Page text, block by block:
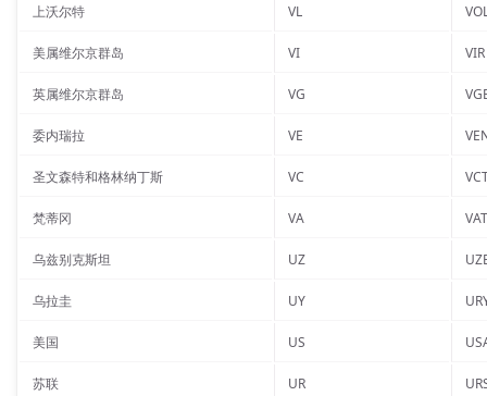
上沃尔特 VL
美属维尔京群岛 VI VIR
英属维尔京群岛 VG
委内瑞拉 VE
圣文森特和格林纳丁斯 VC
梵蒂冈 VA VAT
乌兹别克斯坦 UZ
乌拉圭 UY
美国 US
苏联 UR